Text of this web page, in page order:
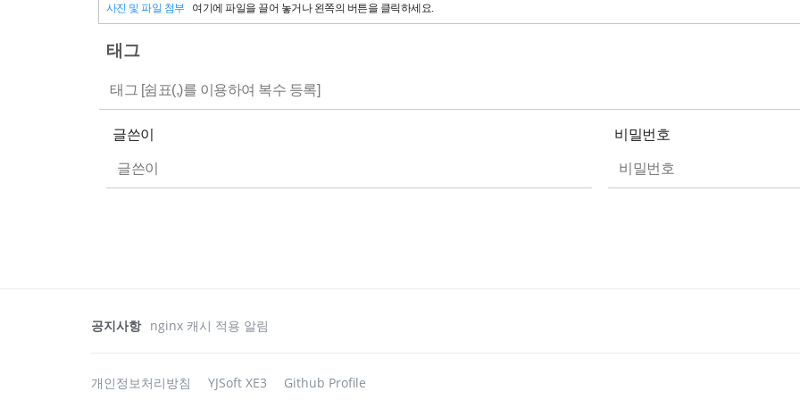
사진 및 파일 첨부 여기에 파일을 끌어 놓거나 왼쪽의 버튼을 클릭하세요.
태그
글쓴이 비밀번호
공지사항 nginx 캐시 적용 알림
개인정보처리방침 YJSoft XE3 Github Profile